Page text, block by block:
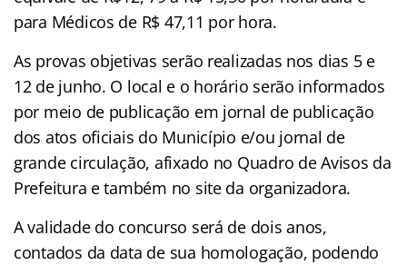
para Médicos de R$ 47,11 por hora.
As provas objetivas serão realizadas nos dias 5 e
12 de junho. O local e o horário serão informados
por meio de publicação em jornal de publicação
dos atos oficiais do Município e/ou jornal de
grande circulação, afixado no Quadro de Avisos da
Prefeitura e também no site da organizadora.
A validade do concurso será de dois anos,
contados da data de sua homologação, podendo